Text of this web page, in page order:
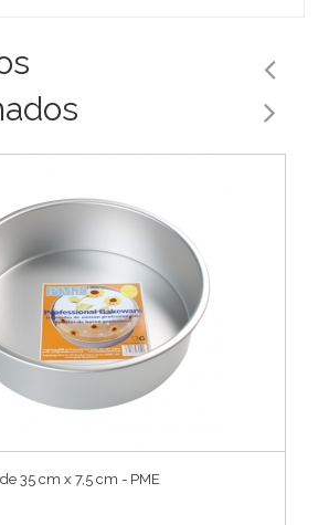
35 cm x 7,5 cm - PME